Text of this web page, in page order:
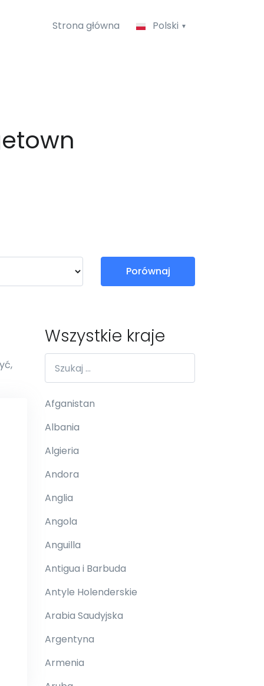
Strona główna Polski
Porównaj
Wszystkie kraje
Afganistan
Albania
Algieria
Andora
Anglia
Angola
Anguilla
Antigua i Barbuda
Antyle Holenderskie
Arabia Saudyjska
Argentyna
Armenia